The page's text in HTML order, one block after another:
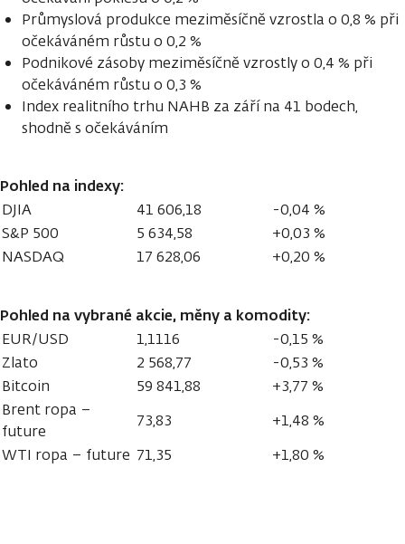
Průmyslová produkce meziměsíčně vzrostla o 0,8 % při
očekáváném růstu o 0,2 %
Podnikové zásoby meziměsíčně vzrostly o 0,4 % při
očekáváném růstu o 0,3 %
Index realitního trhu NAHB za září na 41 bodech,
shodně s očekáváním
Pohled na indexy:
DJIA 41 606,18
-0,04 %
S&P 500
5 634,58
+0,03 %
NASDAQ
17 628,06 +0,20 %
Pohled na vybrané akcie, měny a komodity:
EUR/USD 1,1116
-0,15 %
Zlato
2 568,77
-0,53 %
Bitcoin
59 841,88
+3,77 %
Brent ropa –
future
73,83
+1,48 %
WTI ropa – future 71,35 +1,80 %